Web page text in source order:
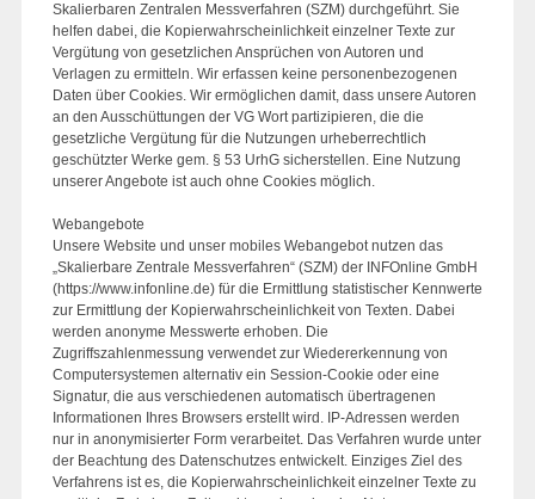
Skalierbaren Zentralen Messverfahren (SZM) durchgeführt. Sie
helfen dabei, die Kopierwahrscheinlichkeit einzelner Texte zur
Vergütung von gesetzlichen Ansprüchen von Autoren und
Verlagen zu ermitteln. Wir erfassen keine personenbezogenen
Daten über Cookies. Wir ermöglichen damit, dass unsere Autoren
an den Ausschüttungen der VG Wort partizipieren, die die
gesetzliche Vergütung für die Nutzungen urheberrechtlich
geschützter Werke gem. § 53 UrhG sicherstellen. Eine Nutzung
unserer Angebote ist auch ohne Cookies möglich.
Webangebote
Unsere Website und unser mobiles Webangebot nutzen das
„Skalierbare Zentrale Messverfahren“ (SZM) der INFOnline GmbH
(https://www.infonline.de) für die Ermittlung statistischer Kennwerte
zur Ermittlung der Kopierwahrscheinlichkeit von Texten. Dabei
werden anonyme Messwerte erhoben. Die
Zugriffszahlenmessung verwendet zur Wiedererkennung von
Computersystemen alternativ ein Session-Cookie oder eine
Signatur, die aus verschiedenen automatisch übertragenen
Informationen Ihres Browsers erstellt wird. IP-Adressen werden
nur in anonymisierter Form verarbeitet. Das Verfahren wurde unter
der Beachtung des Datenschutzes entwickelt. Einziges Ziel des
Verfahrens ist es, die Kopierwahrscheinlichkeit einzelner Texte zu